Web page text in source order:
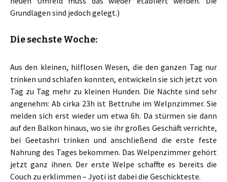
Grundlagen sind jedoch gelegt.)
Die sechste Woche:
Aus den kleinen, hilflosen Wesen, die den ganzen Tag nur
trinken und schlafen konnten, entwickeln sie sich jetzt von
Tag zu Tag mehr zu kleinen Hunden. Die Nächte sind sehr
angenehm: Ab cirka 23h ist Bettruhe im Welpnzimmer. Sie
melden sich erst wieder um etwa 6h. Da stürmen sie dann
auf den Balkon hinaus, wo sie ihr großes Geschäft verrichte,
bei Geetashri trinken und anschließend die erste feste
Nahrung des Tages bekommen. Das Welpenzimmer gehört
jetzt ganz ihnen. Der erste Welpe schaffte es bereits die
Couch zu erklimmen – Jyoti ist dabei die Geschickteste.